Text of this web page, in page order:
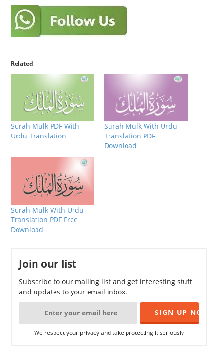
Related
Surah Mulk PDF With
Urdu Translation
Surah Mulk With Urdu
Translation PDF
Download
Surah Mulk With Urdu
Translation PDF Free
Download
Join our list
Subscribe to our mailing list and get interesting stuff
and updates to your email inbox.
We respect your privacy and take protecting it seriously